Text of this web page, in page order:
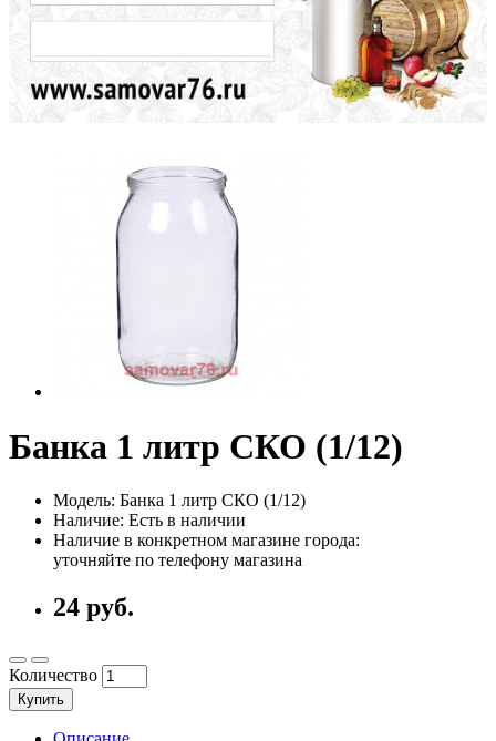
Банка 1 литр СКО (1/12)
Модель: Банка 1 литр СКО (1/12)
Наличие: Есть в наличии
Наличие в конкретном магазине города:
уточняйте по телефону магазина
24 руб.
Количество
Купить